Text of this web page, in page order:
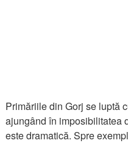
Primăriile din Gorj se luptă
ajungând în imposibilitatea
este dramatică. Spre